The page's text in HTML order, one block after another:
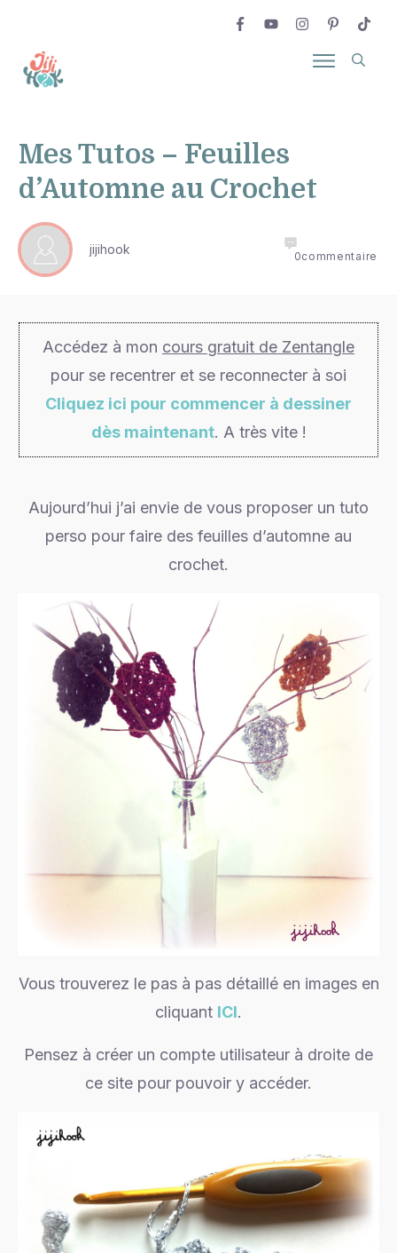
Mes Tutos – Feuilles
d’Automne au Crochet
jijihook 0commentaire
Accédez à mon cours gratuit de Zentangle
pour se recentrer et se reconnecter à soi
Cliquez ici pour commencer à dessiner
dès maintenant. A très vite !
Aujourd’hui j’ai envie de vous proposer un tuto
perso pour faire des feuilles d’automne au
crochet.
Vous trouverez le pas à pas détaillé en images en
cliquant ICI.
Pensez à créer un compte utilisateur à droite de
ce site pour pouvoir y accéder.